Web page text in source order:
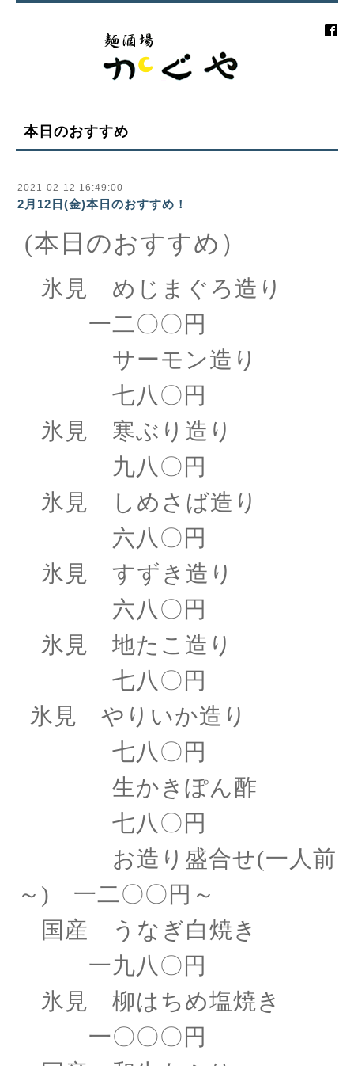
本日のおすすめ
2021-02-12 16:49:00
2月12日(金)本日のおすすめ！
(本日のおすすめ）
氷見 めじまぐろ造り
一二〇〇円
サーモン造り
七八〇円
氷見 寒ぶり造り
九八〇円
氷見 しめさば造り
六八〇円
氷見 すずき造り
六八〇円
氷見 地たこ造り
七八〇円
氷見 やりいか造り
七八〇円
生かきぽん酢
七八〇円
お造り盛合せ(一人前
～) 一二〇〇円～
国産 うなぎ白焼き
一九八〇円
氷見 柳はちめ塩焼き
一〇〇〇円